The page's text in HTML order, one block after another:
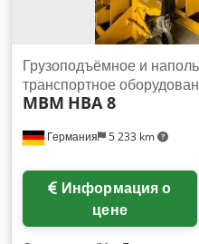
Германия 5 233 km
Грузоподъёмное и
транспортное
MBM HBA 8
цене